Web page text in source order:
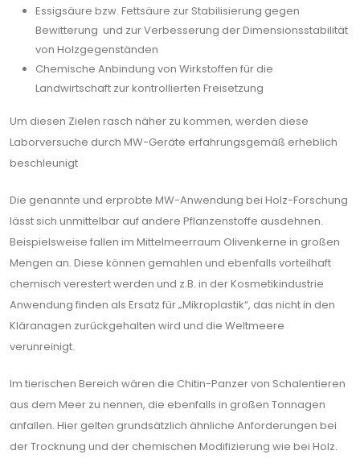
Essigsäure bzw. Fettsäure zur Stabilisierung gegen
Bewitterung und zur Verbesserung der Dimensionsstabilität
von Holzgegenständen
Chemische Anbindung von Wirkstoffen für die
Landwirtschaft zur kontrollierten Freisetzung
Um diesen Zielen rasch näher zu kommen, werden diese
Laborversuche durch MW-Geräte erfahrungsgemäß erheblich
beschleunigt
Die genannte und erprobte MW-Anwendung bei Holz-Forschung
lässt sich unmittelbar auf andere Pflanzenstoffe ausdehnen.
Beispielsweise fallen im Mittelmeerraum Olivenkerne in großen
Mengen an. Diese können gemahlen und ebenfalls vorteilhaft
chemisch verestert werden und z.B. in der Kosmetikindustrie
Anwendung finden als Ersatz für „Mikroplastik“, das nicht in den
Kläranagen zurückgehalten wird und die Weltmeere
verunreinigt.
Im tierischen Bereich wären die Chitin-Panzer von Schalentieren
aus dem Meer zu nennen, die ebenfalls in großen Tonnagen
anfallen. Hier gelten grundsätzlich ähnliche Anforderungen bei
der Trocknung und der chemischen Modifizierung wie bei Holz.